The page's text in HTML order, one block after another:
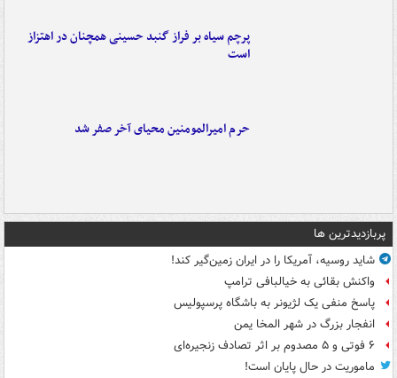
پرچم سیاه بر فراز گنبد حسینی همچنان در اهتزاز
است
حرم امیرالمومنین محیای آخر صفر شد
پربازدیدترین ها
شاید روسیه، آمریکا را در ایران زمین‌گیر کند!
واکنش بقائی به خیالبافی ترامپ
پاسخ منفی یک لژیونر به باشگاه پرسپولیس
انفجار بزرگ در شهر المخا یمن
۶ فوتی و ۵ مصدوم بر اثر تصادف زنجیره‌ای
ماموریت در حال پایان است!